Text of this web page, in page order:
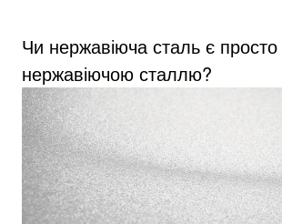
Чи нержавіюча сталь є просто
нержавіючою сталлю?